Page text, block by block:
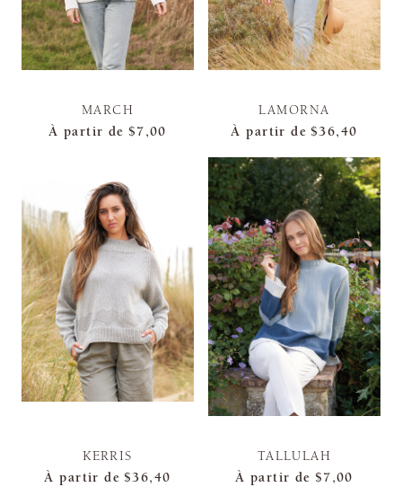
MARCH
À partir de $7,00
LAMORNA
À partir de $36,40
KERRIS
À partir de $36,40
TALLULAH
À partir de $7,00